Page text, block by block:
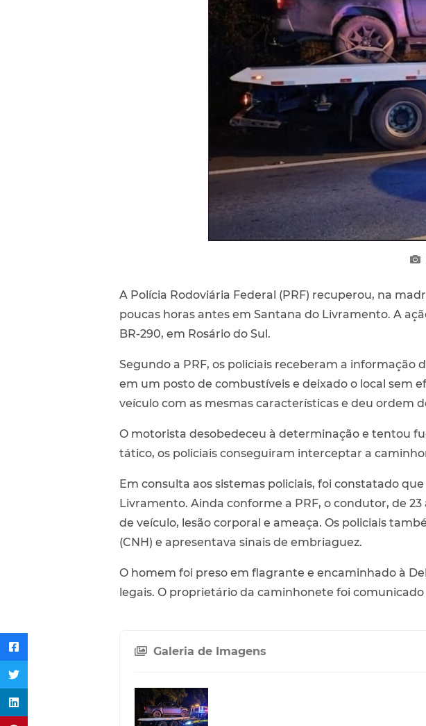
A Polícia Rodoviária Federal (PRF) recuperou, na
poucas horas antes em Santana do Livramento. A
BR-290, em Rosário do Sul.
Segundo a PRF, os policiais receberam a
em um posto de combustíveis e deixado o local sem
veículo com as mesmas características e deu ordem
O motorista desobedeceu à determinação e tentou
tático, os policiais conseguiram interceptar a
Em consulta aos sistemas policiais, foi constatado
Livramento. Ainda conforme a PRF, o condutor, de
de veículo, lesão corporal e ameaça. Os policiais
(CNH) e apresentava sinais de embriaguez.
O homem foi preso em flagrante e encaminhado à
legais. O proprietário da caminhonete foi
Galeria de Imagens